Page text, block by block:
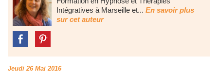
Intégratives à Marseille et... En savoir plus
sur cet auteur
Jeudi 26 Mai 2016